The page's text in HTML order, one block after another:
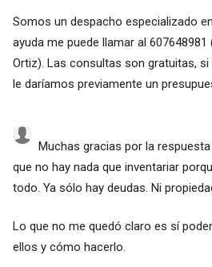
Somos un despacho especializado
ayuda me puede llamar al
Ortiz). Las consultas son gratuitas,
le daríamos previamente un
Muchas gracias por la
que no hay nada que inventariar
todo. Ya sólo hay deudas. Ni
Lo que no me quedó claro es sí
ellos y cómo hacerlo.